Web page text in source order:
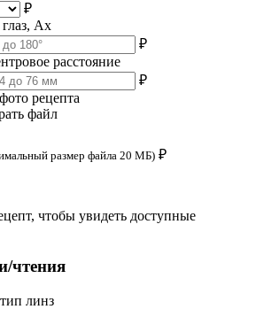
₽
Ax
₽
расстояние
₽
рецепта
файл
размер файла 20 МБ) ₽
чтобы увидеть доступные
чтения
линз